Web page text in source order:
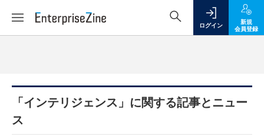
ログイン
新規
会員登録
「インテリジェンス」に関する記事とニュー
ス